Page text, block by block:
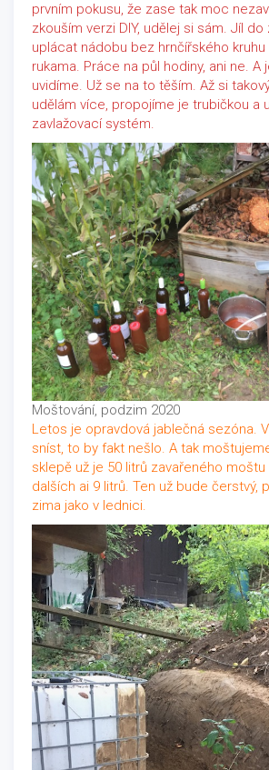
prvním pokusu, že zase tak moc
zkouším verzi DIY, udělej si sám. Jíl do
uplácat nádobu bez hrnčířského kruhu
rukama. Práce na půl hodiny, ani ne. A
uvidíme. Už se na to těším. Až si
udělám více, propojíme je trubičkou a
zavlažovací systém.
Moštování, podzim 2020
Letos je opravdová jablečná sezóna.
sníst, to by fakt nešlo. A tak
sklepě už je 50 litrů zavařeného
dalších ai 9 litrů. Ten už bude čerstvý,
zima jako v lednici.